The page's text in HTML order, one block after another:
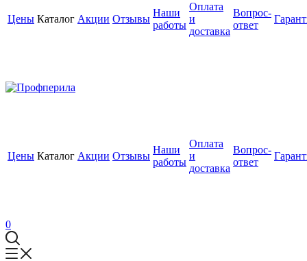
Цены Каталог Акции Отзывы
Наши
работы
Оплата
и
доставка
Вопрос-
ответ
Цены Каталог Акции Отзывы
Наши
работы
Оплата
и
доставка
Вопрос-
ответ
0